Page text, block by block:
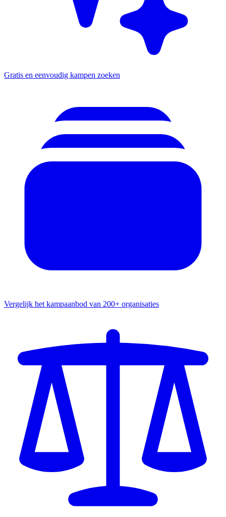
Gratis en eenvoudig kampen zoeken
Vergelijk het kampaanbod van 200+ organisaties